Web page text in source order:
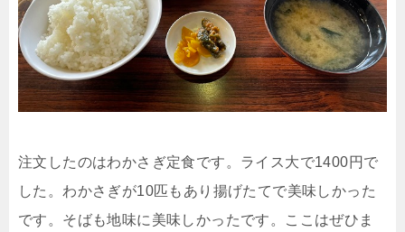
注文したのはわかさぎ定食です。ライス大で1400円で
した。わかさぎが10匹もあり揚げたてで美味しかった
です。そばも地味に美味しかったです。ここはぜひま